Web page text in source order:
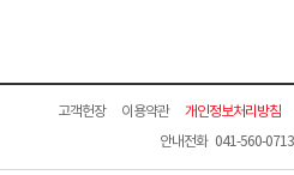
고객헌장 이용약관 개인정보처리방침
안내전화 041-560-